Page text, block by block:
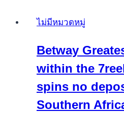
de
mejor
distraccion
la
ruleta
ไม่มีหมวดหมู่
Betway
within the
spins no
Southern